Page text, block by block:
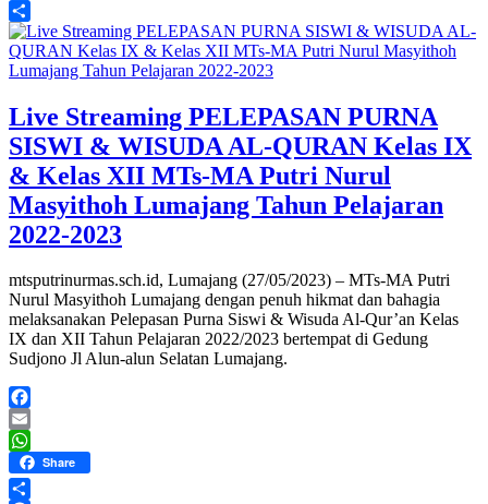
Share
Live Streaming PELEPASAN PURNA
SISWI & WISUDA AL-QURAN Kelas IX
& Kelas XII MTs-MA Putri Nurul
Masyithoh Lumajang Tahun Pelajaran
2022-2023
mtsputrinurmas.sch.id, Lumajang (27/05/2023) – MTs-MA Putri
Nurul Masyithoh Lumajang dengan penuh hikmat dan bahagia
melaksanakan Pelepasan Purna Siswi & Wisuda Al-Qur’an Kelas
IX dan XII Tahun Pelajaran 2022/2023 bertempat di Gedung
Sudjono Jl Alun-alun Selatan Lumajang.
Facebook
Email
WhatsApp
Share